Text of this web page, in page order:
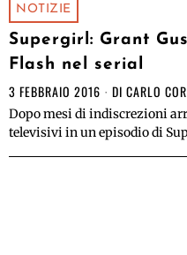
NOTIZIE
Supergirl: Grant
Flash nel serial
3 FEBBRAIO 2016 DI CARLO
Dopo mesi di indiscrezioni
televisivi in un episodio di